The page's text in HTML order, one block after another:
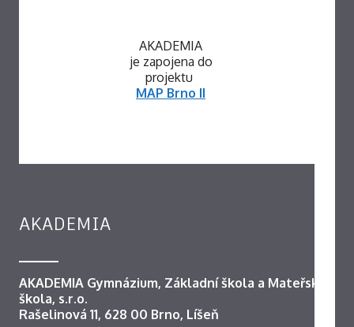
AKADEMIA
je zapojena do
projektu
MAP Brno II
AKADEMIA
AKADEMIA Gymnázium, Základní škola a Mateřská
škola, s.r.o.
Rašelinová 11, 628 00 Brno, Líšeň